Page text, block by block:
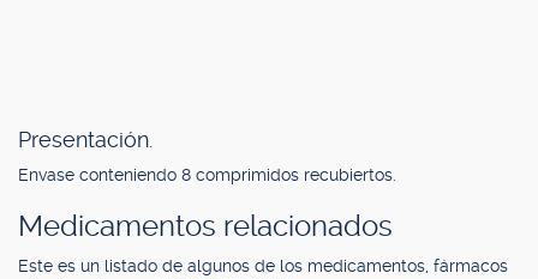
Presentación.
Envase conteniendo 8 comprimidos recubiertos.
Medicamentos relacionados
Este es un listado de algunos de los medicamentos, fármacos